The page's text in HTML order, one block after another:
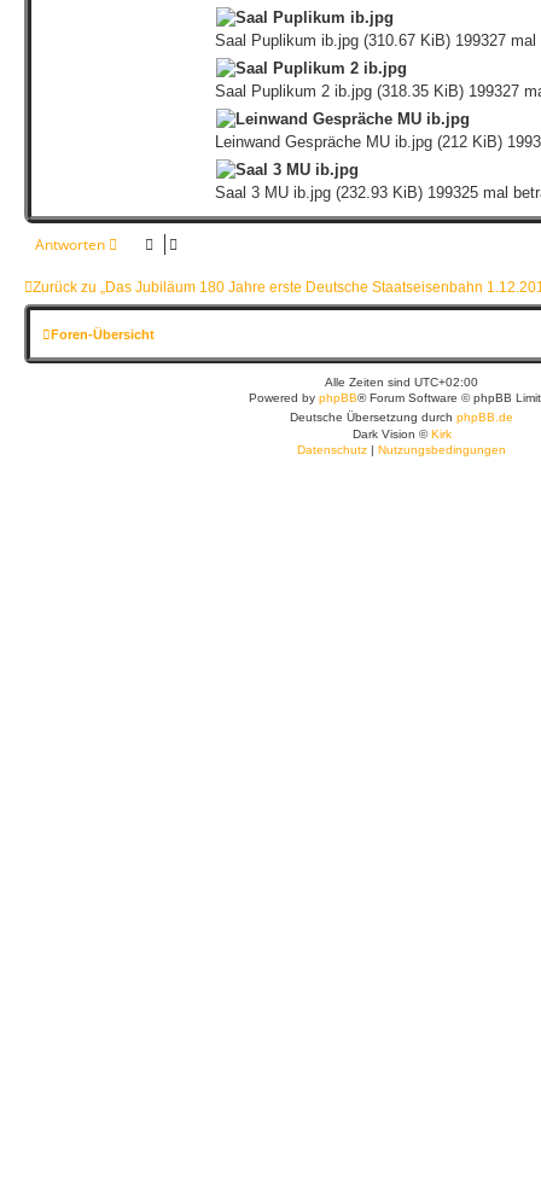
Saal Puplikum ib.jpg (310.67 KiB) 199327
Saal Puplikum 2 ib.jpg (318.35 KiB) 199327
Leinwand Gespräche MU ib.jpg (212 KiB)
Saal 3 MU ib.jpg (232.93 KiB) 199325 mal
Antworten
Zurück zu „Das Jubiläum 180 Jahre erste Deutsche Staatseisenbahn
Foren-Übersicht
Alle Zeiten sind UTC+02:00
Powered by phpBB® Forum Software © phpBB
Deutsche Übersetzung durch phpBB.de
Dark Vision ©Kirk
Datenschutz | Nutzungsbedingungen